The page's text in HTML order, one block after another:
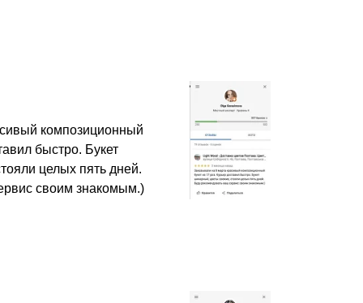
композиционный
быстро. Букет
целых пять дней.
своим знакомым.)